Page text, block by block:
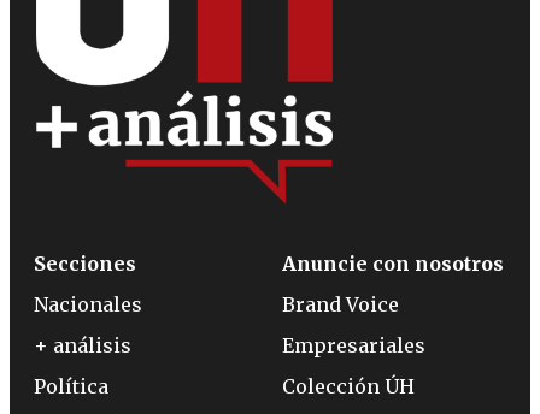
Secciones
Nacionales
+ análisis
Política
Anuncie con nosotros
Brand Voice
Empresariales
Colección ÚH